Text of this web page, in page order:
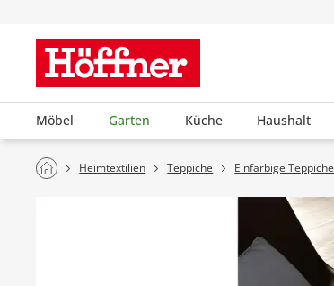
Möbel Garten Küche Haushalt
Heimtextilien Teppiche Einfarbige Teppiche